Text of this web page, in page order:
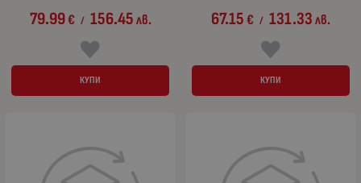
79.99€ / 156.45лв.
КУПИ
67.15€ / 131.33лв.
КУПИ